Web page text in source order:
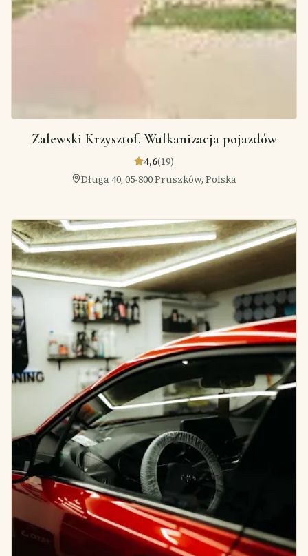
Zalewski Krzysztof. Wulkanizacja pojazdów
4,6(19)
Długa 40, 05-800 Pruszków, Polska